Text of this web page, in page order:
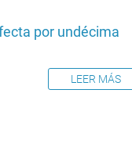
por undécima
LEER MÁS